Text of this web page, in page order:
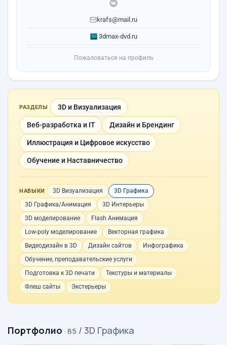
krafs@mail.ru
3dmax-dvd.ru
Пожаловаться на профиль
РАЗДЕЛЫ 3D и Визуализация
Веб-разработка и IT Дизайн и Брендинг
Иллюстрация и Цифровое искусство
Обучение и Наставничество
НАВЫКИ 3D Визуализация
3D Графика
3D Графика/Анимация
3D Интерьеры
3D моделирование
Flash Анимация
Low-poly моделирование
Векторная графика
Видеодизайн в 3D
Дизайн сайтов
Инфографика
Обучение, преподавательские услуги
Подготовка к 3D печати
Текстуры и материалы
Флеш сайты
Экстерьеры
Портфолио · 85 / 3D Графика